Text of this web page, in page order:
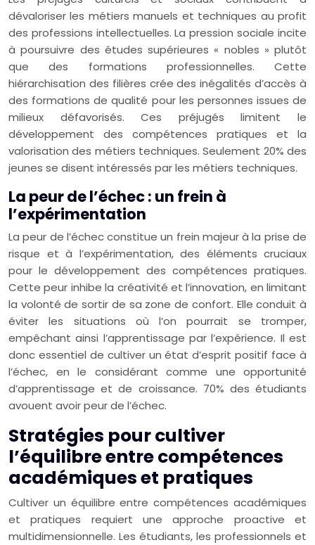
dévaloriser les métiers manuels et techniques au profit
des professions intellectuelles. La pression sociale incite
à poursuivre des études supérieures « nobles » plutôt
que des formations professionnelles. Cette
hiérarchisation des filières crée des inégalités d’accès à
des formations de qualité pour les personnes issues de
milieux défavorisés. Ces préjugés limitent le
développement des compétences pratiques et la
valorisation des métiers techniques. Seulement 20% des
jeunes se disent intéressés par les métiers techniques.
La peur de l’échec : un frein à
l’expérimentation
La peur de l’échec constitue un frein majeur à la prise de
risque et à l’expérimentation, des éléments cruciaux
pour le développement des compétences pratiques.
Cette peur inhibe la créativité et l’innovation, en limitant
la volonté de sortir de sa zone de confort. Elle conduit à
éviter les situations où l’on pourrait se tromper,
empêchant ainsi l’apprentissage par l’expérience. Il est
donc essentiel de cultiver un état d’esprit positif face à
l’échec, en le considérant comme une opportunité
d’apprentissage et de croissance. 70% des étudiants
avouent avoir peur de l’échec.
Stratégies pour cultiver
l’équilibre entre compétences
académiques et pratiques
Cultiver un équilibre entre compétences académiques
et pratiques requiert une approche proactive et
multidimensionnelle. Les étudiants, les professionnels et